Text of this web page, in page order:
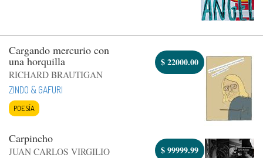
Cargando mercurio con
una horquilla
RICHARD BRAUTIGAN
ZINDO & GAFURI
POESÍA
$22000.00
Carpincho
JUAN CARLOS VIRGILIO
$99999.99